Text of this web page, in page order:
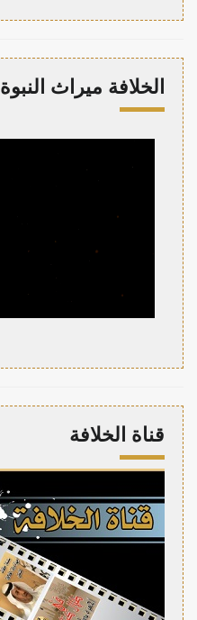
الخلافة ميراث النبوة
قناة الخلافة